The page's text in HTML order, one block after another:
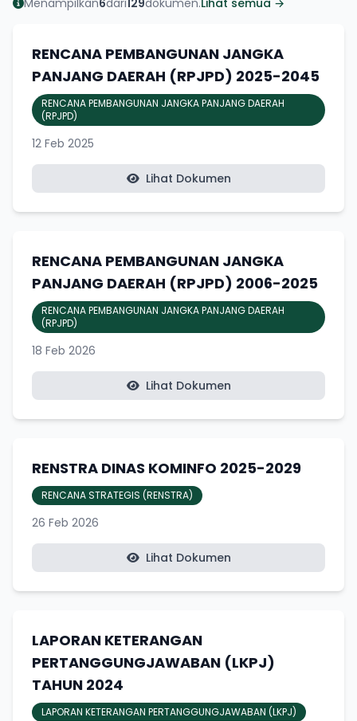
RENCANA PEMBANGUNAN JANGKA
PANJANG DAERAH (RPJPD) 2025-2045
RENCANA PEMBANGUNAN JANGKA PANJANG DAERAH
(RPJPD)
12 Feb 2025
Lihat Dokumen
RENCANA PEMBANGUNAN JANGKA
PANJANG DAERAH (RPJPD) 2006-2025
RENCANA PEMBANGUNAN JANGKA PANJANG DAERAH
(RPJPD)
18 Feb 2026
Lihat Dokumen
RENSTRA DINAS KOMINFO 2025-2029
RENCANA STRATEGIS (RENSTRA)
26 Feb 2026
Lihat Dokumen
LAPORAN KETERANGAN
PERTANGGUNGJAWABAN (LKPJ)
TAHUN 2024
LAPORAN KETERANGAN PERTANGGUNGJAWABAN (LKPJ)